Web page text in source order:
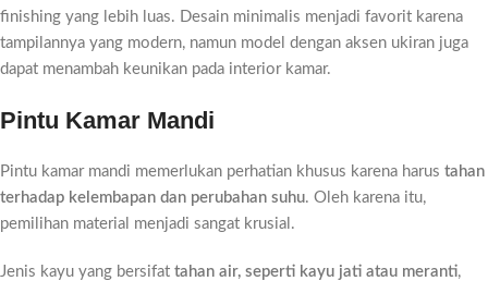
finishing yang lebih luas. Desain minimalis menjadi favorit karena
tampilannya yang modern, namun model dengan aksen ukiran juga
dapat menambah keunikan pada interior kamar.
Pintu Kamar Mandi
Pintu kamar mandi memerlukan perhatian khusus karena harus tahan
terhadap kelembapan dan perubahan suhu. Oleh karena itu,
pemilihan material menjadi sangat krusial.
Jenis kayu yang bersifat tahan air, seperti kayu jati atau meranti,